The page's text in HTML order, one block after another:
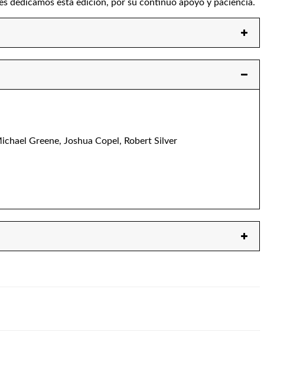
dedicamos esta edición, por su continuo apoyo y paciencia.
Greene, Joshua Copel, Robert Silver